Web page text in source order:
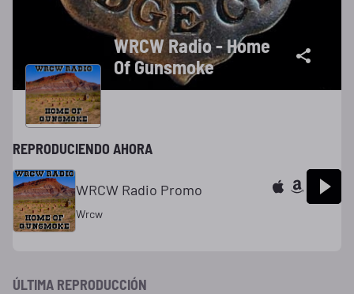
WRCW Radio - Home
Of Gunsmoke
REPRODUCIENDO AHORA
WRCW Radio Promo
Wrcw
ÚLTIMA REPRODUCCIÓN